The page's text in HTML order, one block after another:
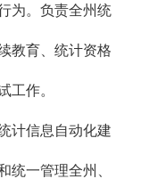
为。负责全州统
教育、统计资格
工作。
信息自动化建
统一管理全州、